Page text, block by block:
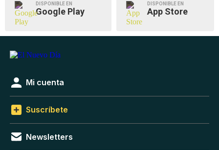
DISPONIBLE EN
Google Play
DISPONIBLE EN
App Store
Mi cuenta
Suscríbete
Newsletters